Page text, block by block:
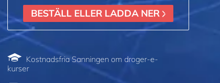
BESTÄLL ELLER LADDA NER
Kostnadsfria Sanningen om droger-e-
kurser